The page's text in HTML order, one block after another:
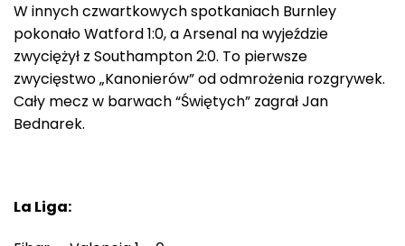
W innych czwartkowych spotkaniach Burnley
pokonało Watford 1:0, a Arsenal na wyjeździe
zwyciężył z Southampton 2:0. To pierwsze
zwycięstwo „Kanonierów” od odmrożenia rozgrywek.
Cały mecz w barwach “Świętych” zagrał Jan
Bednarek.
La Liga: